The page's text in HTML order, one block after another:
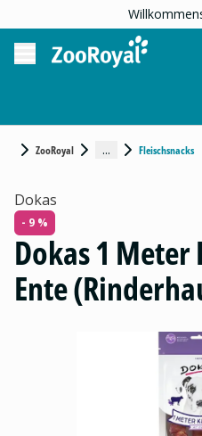
ZooRoyal ... Fleischsnacks
Dokas
- 9 %
Dokas 1
Ente